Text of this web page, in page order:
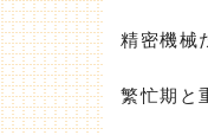
精密機械
繁忙期と